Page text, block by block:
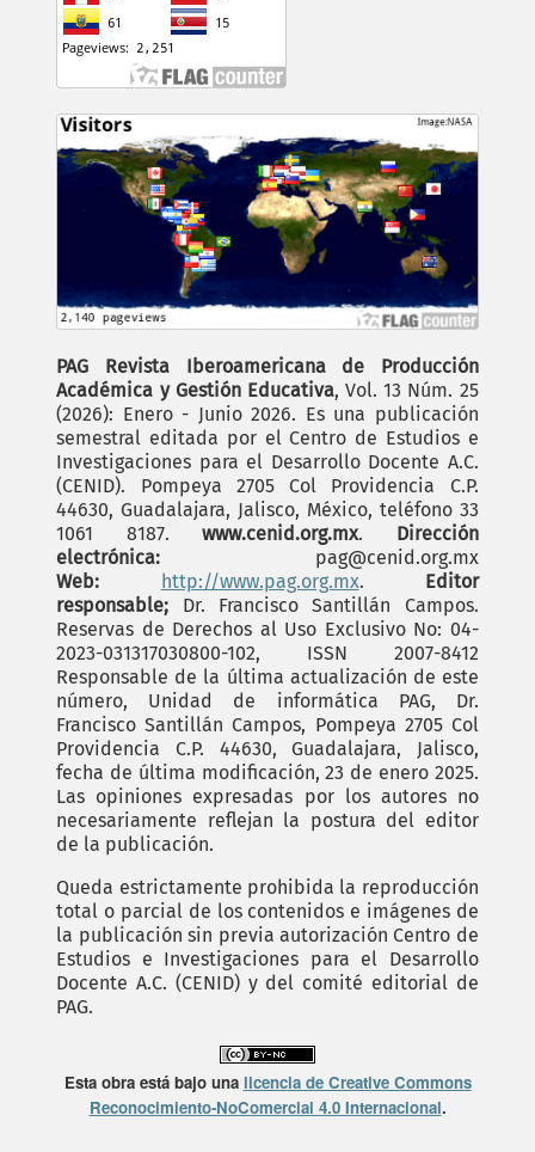
PAG Revista Iberoamericana de Producción
Académica y Gestión Educativa, Vol. 13 Núm. 25
(2026): Enero - Junio 2026. Es una publicación
semestral editada por el Centro de Estudios e
Investigaciones para el Desarrollo Docente A.C.
(CENID). Pompeya 2705 Col Providencia C.P.
44630, Guadalajara, Jalisco, México, teléfono 33
1061 8187.www.cenid.org.mx. Dirección
electrónica: pag@cenid.org.mx
Web:
http://www.pag.org.mx.
Editor
responsable; Dr. Francisco Santillán Campos.
Reservas de Derechos al Uso Exclusivo No: 04-
2023-031317030800-102, ISSN 2007-8412
Responsable de la última actualización de este
número, Unidad de informática PAG, Dr.
Francisco Santillán Campos, Pompeya 2705 Col
Providencia C.P. 44630, Guadalajara, Jalisco,
fecha de última modificación, 23 de enero 2025.
Las opiniones expresadas por los autores no
necesariamente reflejan la postura del editor
de la publicación.
Queda estrictamente prohibida la reproducción
total o parcial de los contenidos e imágenes de
la publicación sin previa autorización Centro de
Estudios e Investigaciones para el Desarrollo
Docente A.C. (CENID) y del comité editorial de
PAG.
Esta obra está bajo una licencia de Creative Commons
Reconocimiento-NoComercial 4.0 Internacional.